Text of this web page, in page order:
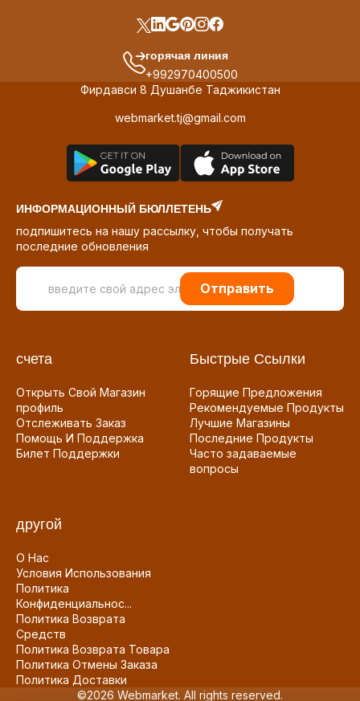
горячая линия
+992970400500
Фирдавси 8 Душанбе Таджикистан
webmarket.tj@gmail.com
ИНФОРМАЦИОННЫЙ БЮЛЛЕТЕНЬ
подпишитесь на нашу рассылку, чтобы получать
последние обновления
Отправить
счета
Открыть Свой Магазин
профиль
Отслеживать Заказ
Помощь И Поддержка
Билет Поддержки
Быстрые Ссылки
Горящие Предложения
Рекомендуемые Продукты
Лучшие Магазины
Последние Продукты
Часто задаваемые
вопросы
другой
О Нас
Условия Использования
Политика
Конфиденциальнос...
Политика Возврата
Средств
Политика Возврата Товара
Политика Отмены Заказа
Политика Доставки
©2026 Webmarket. All rights reserved.